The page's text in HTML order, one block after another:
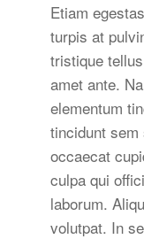
Etiam
turpis at
tristique
amet ante.
elementum
tincidunt
occaecat
culpa qui
laborum.
volutpat. In